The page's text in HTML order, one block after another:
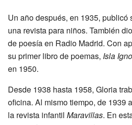
Un año después, en 1935, publicó
una revista para niños. También
de poesía en Radio Madrid. Con
su primer libro de poemas, Isla
en 1950.
Desde 1938 hasta 1958, Gloria
oficina. Al mismo tiempo, de 1939
la revista infantil Maravillas. En